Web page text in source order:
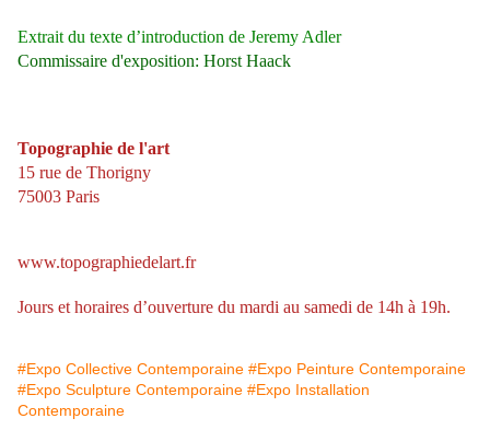
Extrait du texte d’introduction de Jeremy Adler
Commissaire d'exposition: Horst Haack
Topographie de l'art
15 rue de Thorigny
75003 Paris
www.topographiedelart.fr
Jours et horaires d’ouverture du mardi au samedi de 14h à 19h.
#Expo Collective Contemporaine #Expo Peinture Contemporaine
#Expo Sculpture Contemporaine #Expo Installation
Contemporaine